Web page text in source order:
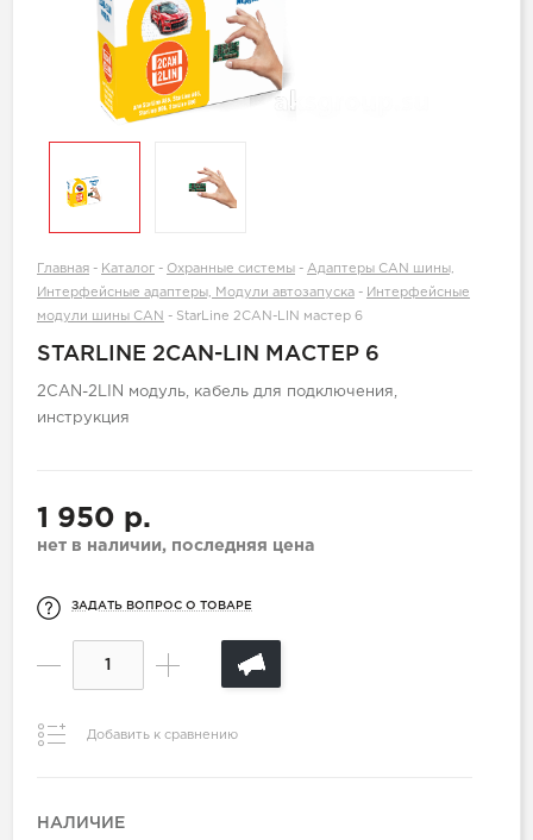
Главная - Каталог - Охранные системы - Адаптеры CAN шины,
Интерфейсные адаптеры, Модули автозапуска - Интерфейсные
модули шины CAN - StarLine 2CAN-LIN мастер 6
STARLINE 2CAN-LIN МАСТЕР 6
2CAN-2LIN модуль, кабель для подключения,
инструкция
1 950 р.
нет в наличии, последняя цена
ЗАДАТЬ ВОПРОС О ТОВАРЕ
Добавить к сравнению
НАЛИЧИЕ